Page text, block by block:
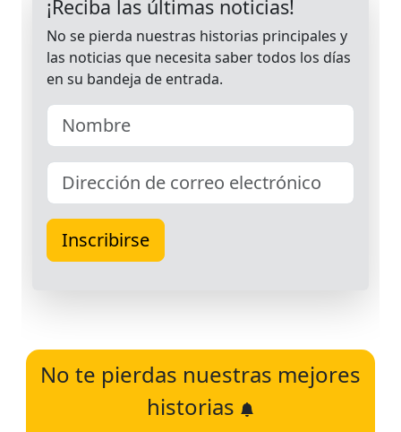
No te pierdas nuestras mejores
historias